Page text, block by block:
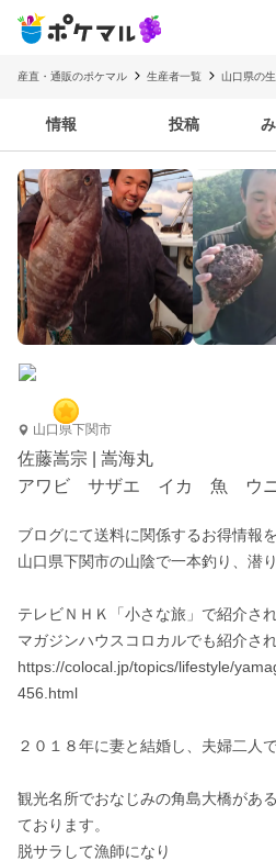
産直・通販のポケマル 生産者一覧 山口県の
情報 投稿
山口県下関市
佐藤嵩宗 | 嵩海丸
アワビ サザエ イカ 魚 ウ
ブログにて送料に関係するお得情報
山口県下関市の山陰で一本釣り、潜
テレビＮＨＫ「小さな旅」で紹介され
マガジンハウスコロカルでも紹介され
https://colocal.jp/topics/lifestyle/
456.html
２０１８年に妻と結婚し、夫婦二人
観光名所でおなじみの角島大橋があ
ております。
脱サラして漁師になり